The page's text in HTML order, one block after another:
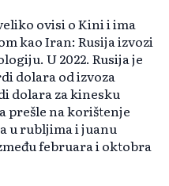
ovisi o Kini i ima
kao Iran: Rusija izvozi
U 2022. Rusija je
dolara od izvoza
dolara za kinesku
prešle na korištenje
u rubljima i juanu
februara i oktobra